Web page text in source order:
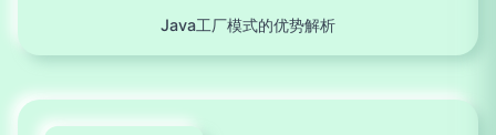
Java工厂模式的优势解析